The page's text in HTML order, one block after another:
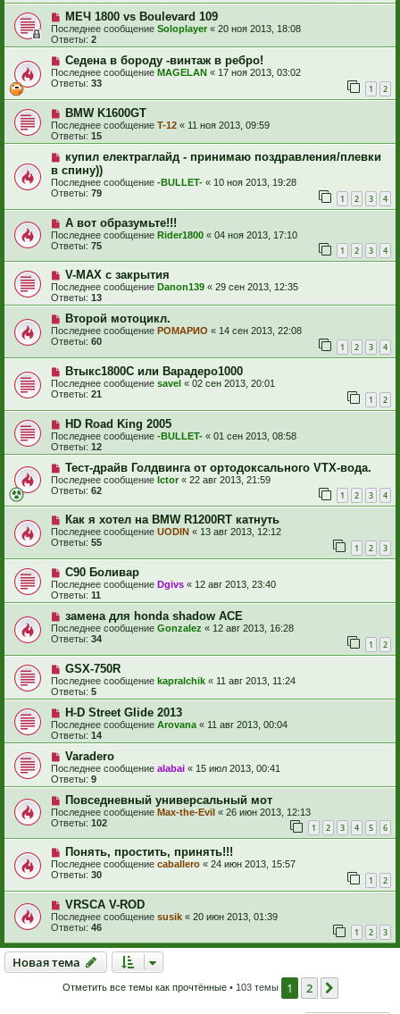
МЕЧ 1800 vs Boulevard 109
Последнее сообщение Soloplayer « 20 ноя 2013, 18:08
Ответы: 2
Седена в бороду -винтаж в ребро!
Последнее сообщение MAGELAN « 17 ноя 2013, 03:02
Ответы: 33 1 2
BMW K1600GT
Последнее сообщение T-12 « 11 ноя 2013, 09:59
Ответы: 15
купил електраглайд - принимаю поздравления/плевки
в спину))
Последнее сообщение -BULLET- « 10 ноя 2013, 19:28
Ответы: 79 1 2 3 4
А вот образумьте!!!
Последнее сообщение Rider1800 « 04 ноя 2013, 17:10
Ответы: 75 1 2 3 4
V-MAX с закрытия
Последнее сообщение Danon139 « 29 сен 2013, 12:35
Ответы: 13
Второй мотоцикл.
Последнее сообщение РОМАРИО « 14 сен 2013, 22:08
Ответы: 60 1 2 3 4
Втыкс1800С или Варадеро1000
Последнее сообщение savel « 02 сен 2013, 20:01
Ответы: 21 1 2
HD Road King 2005
Последнее сообщение -BULLET- « 01 сен 2013, 08:58
Ответы: 12
Тест-драйв Голдвинга от ортодоксального VTX-вода.
Последнее сообщение Ictor« 22 авг 2013, 21:59
Ответы: 62 1 2 3 4
Как я хотел на BMW R1200RT катнуть
Последнее сообщение UODIN « 13 авг 2013, 12:12
Ответы: 55 1 2 3
С90 Боливар
Последнее сообщение Dgivs « 12 авг 2013, 23:40
Ответы: 11
замена для honda shadow АСЕ
Последнее сообщение Gonzalez « 12 авг 2013, 16:28
Ответы: 34 1 2
GSX-750R
Последнее сообщение kapralchik « 11 авг 2013, 11:24
Ответы: 5
H-D Street Glide 2013
Последнее сообщение Arovana « 11 авг 2013, 00:04
Ответы: 14
Varadero
Последнее сообщение alabai « 15 июл 2013, 00:41
Ответы: 9
Повседневный универсальный мот
Последнее сообщение Max-the-Evil « 26 июн 2013, 12:13
Ответы: 102 1 2 3 4 5 6
Понять, простить, принять!!!
Последнее сообщение caballero « 24 июн 2013, 15:57
Ответы: 30 1 2
VRSCA V-ROD
Последнее сообщение susik « 20 июн 2013, 01:39
Ответы: 46 1 2 3
Новая тема
Новаятема
Отметить все темы как прочтённые• 103 темы 1 2